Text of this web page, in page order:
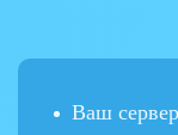
Ваш